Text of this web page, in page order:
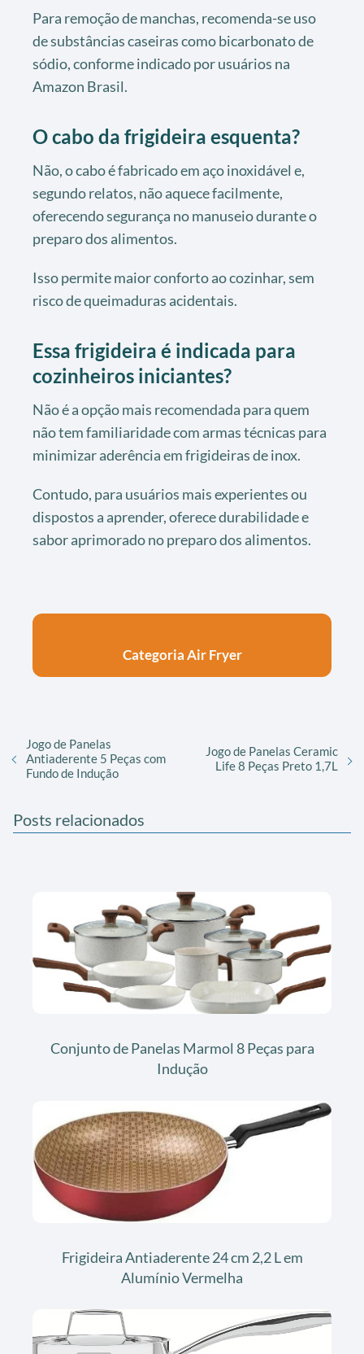
Para remoção de manchas, recomenda-se uso
de substâncias caseiras como bicarbonato de
sódio, conforme indicado por usuários na
Amazon Brasil.
O cabo da frigideira esquenta?
Não, o cabo é fabricado em aço inoxidável e,
segundo relatos, não aquece facilmente,
oferecendo segurança no manuseio durante o
preparo dos alimentos.
Isso permite maior conforto ao cozinhar, sem
risco de queimaduras acidentais.
Essa frigideira é indicada para
cozinheiros iniciantes?
Não é a opção mais recomendada para quem
não tem familiaridade com armas técnicas para
minimizar aderência em frigideiras de inox.
Contudo, para usuários mais experientes ou
dispostos a aprender, oferece durabilidade e
sabor aprimorado no preparo dos alimentos.
Categoria Air Fryer
Jogo de Panelas
Antiaderente 5 Peças com
Fundo de Indução
Jogo de Panelas Ceramic
Life 8 Peças Preto 1,7L
Posts relacionados
Conjunto de Panelas Marmol 8 Peças para
Indução
Frigideira Antiaderente 24 cm 2,2 L em
Alumínio Vermelha